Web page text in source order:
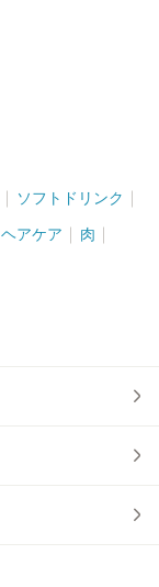
ソフトドリンク
ヘアケア 肉